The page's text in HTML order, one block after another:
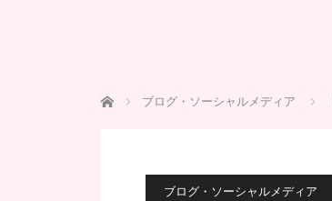
ホーム ブログ・ソーシャルメディア
ブログ・ソーシャルメディア